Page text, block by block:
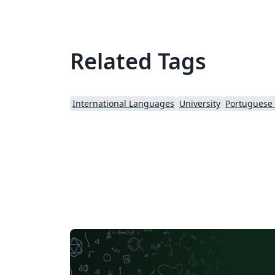
Related Tags
International Languages University